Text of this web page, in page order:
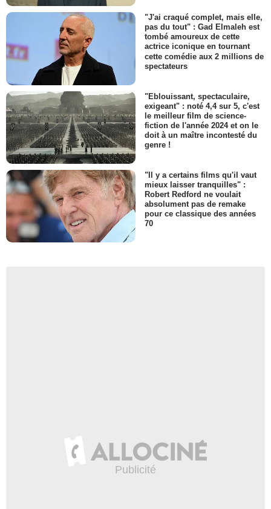
"J'ai craqué complet, mais elle,
pas du tout" : Gad Elmaleh est
tombé amoureux de cette
actrice iconique en tournant
cette comédie aux 2 millions de
spectateurs
"Eblouissant, spectaculaire,
exigeant" : noté 4,4 sur 5, c'est
le meilleur film de science-
fiction de l'année 2024 et on le
doit à un maître incontesté du
genre !
"Il y a certains films qu'il vaut
mieux laisser tranquilles" :
Robert Redford ne voulait
absolument pas de remake
pour ce classique des années
70